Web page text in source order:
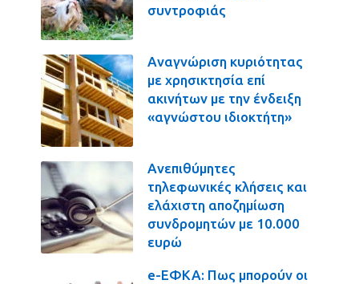
συντροφιάς
Αναγνώριση κυριότητας
με χρησικτησία επί
ακινήτων με την ένδειξη
«αγνώστου ιδιοκτήτη»
Ανεπιθύμητες
τηλεφωνικές κλήσεις και
ελάχιστη αποζημίωση
συνδρομητών με 10.000
ευρώ
e-ΕΦΚΑ: Πως μπορούν οι